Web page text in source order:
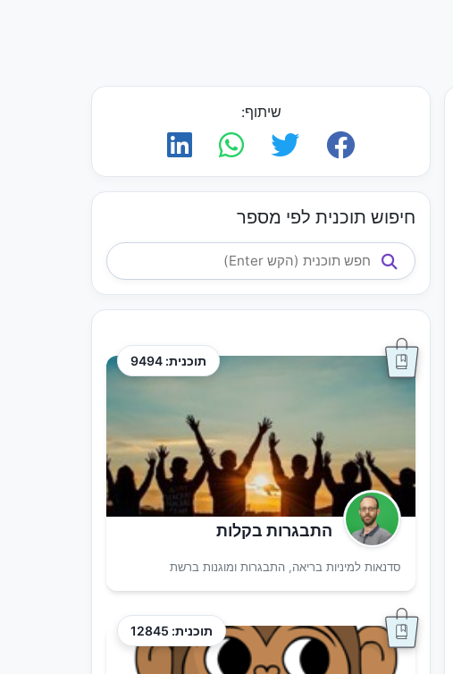
שיתוף:
חיפוש תוכנית לפי מספר
תוכנית: 9494
התבגרות בקלות
סדנאות למיניות בריאה, התבגרות ומוגנות ברשת
תוכנית: 12845